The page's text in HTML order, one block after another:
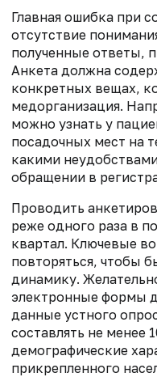
Главная ошибка при
отсутствие
полученные ответы,
Анкета должна
конкретных вещах,
медорганизация.
можно узнать у
посадочных мест на
какими
обращении в
Проводить
реже одного раза в
квартал. Ключевые
повторяться, чтобы
динамику.
электронные формы
данные устного
составлять не менее
демографические
прикрепленного